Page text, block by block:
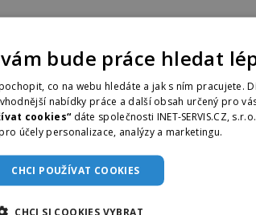
STÁTNÍ SOCIÁLNÍ PODPORA - Kontaktní
HMOTNÁ NOUZE - Kontaktní pracoviště
vám bude práce hledat
co na webu hledáte a jak s ním pracujete.
nabídky práce a další obsah určený pro
cookies“ dáte společnosti INET-SERVIS.CZ,
účely personalizace, analýzy a marketingu.
CHCI POUŽÍVAT COOKIES
CHCI SI COOKIES VYBRAT